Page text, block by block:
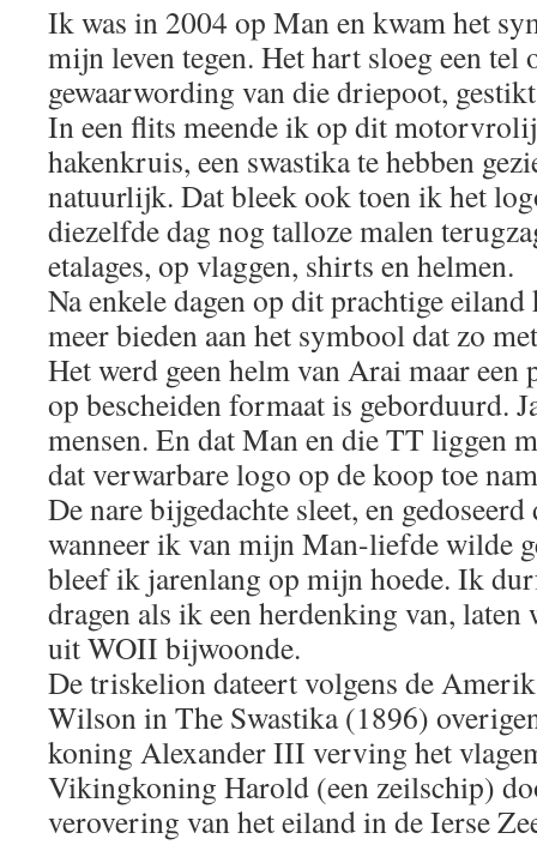
Ik was in 2004 op Man en kwam het
mijn leven tegen. Het hart sloeg een tel
gewaarwording van die driepoot,
In een flits meende ik op dit
hakenkruis, een swastika te hebben
natuurlijk. Dat bleek ook toen ik het
diezelfde dag nog talloze malen
etalages, op vlaggen, shirts en helmen.
Na enkele dagen op dit prachtige
meer bieden aan het symbool dat zo
Het werd geen helm van Arai maar
op bescheiden formaat is geborduurd.
mensen. En dat Man en die TT liggen
dat verwarbare logo op de koop toe
De nare bijgedachte sleet, en
wanneer ik van mijn Man-liefde wilde
bleef ik jarenlang op mijn hoede. Ik
dragen als ik een herdenking van, laten
uit WOII bijwoonde.
De triskelion dateert volgens de
Wilson in The Swastika (1896)
koning Alexander III verving het
Vikingkoning Harold (een zeilschip)
verovering van het eiland in de Ierse